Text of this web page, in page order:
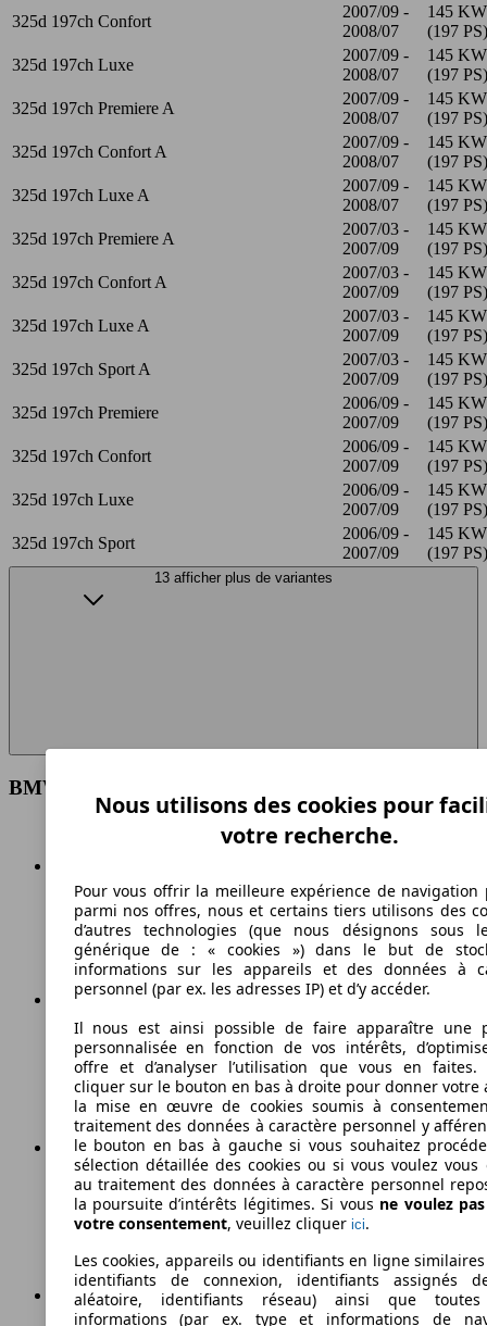
325d 197ch Confort
2007/09 -
2008/07
145 KW
(197 PS)
325d 197ch Luxe
2007/09 -
2008/07
145 KW
(197 PS)
325d 197ch Premiere A
2007/09 -
2008/07
145 KW
(197 PS)
325d 197ch Confort A
2007/09 -
2008/07
145 KW
(197 PS)
325d 197ch Luxe A
2007/09 -
2008/07
145 KW
(197 PS)
325d 197ch Premiere A
2007/03 -
2007/09
145 KW
(197 PS)
325d 197ch Confort A
2007/03 -
2007/09
145 KW
(197 PS)
325d 197ch Luxe A
2007/03 -
2007/09
145 KW
(197 PS)
325d 197ch Sport A
2007/03 -
2007/09
145 KW
(197 PS)
325d 197ch Premiere
2006/09 -
2007/09
145 KW
(197 PS)
325d 197ch Confort
2006/09 -
2007/09
145 KW
(197 PS)
325d 197ch Luxe
2006/09 -
2007/09
145 KW
(197 PS)
325d 197ch Sport
2006/09 -
2007/09
145 KW
(197 PS)
13 afficher plus de variantes
BMW 325d 197ch Edition Spécifications techniques
235 km/h
Vitesse maximale
Diesel
Carburant
155 g/km
Émissions de CO2 (combinées)*
Nous utilisons des cookies pour
votre recherche.
Pour vous offrir la meilleure expérience de navigation
parmi nos offres, nous et certains tiers utilisons des
d’autres technologies (que nous désignons sous
générique de : « cookies ») dans le but de
informations sur les appareils et des données à
personnel (par ex. les adresses IP) et d’y accéder.
Il nous est ainsi possible de faire apparaître une
personnalisée en fonction de vos intérêts,
offre et d’analyser l’utilisation que vous en faites.
cliquer sur le bouton en bas à droite pour donner votre
la mise en œuvre de cookies soumis à
traitement des données à caractère personnel y
le bouton en bas à gauche si vous souhaitez
sélection détaillée des cookies ou si vous voulez vous
au traitement des données à caractère personnel
la poursuite d’intérêts légitimes. Si vous ne voulez
votre consentement, veuillez cliquer ici.
Les cookies, appareils ou identifiants en ligne
identifiants de connexion, identifiants assignés
aléatoire, identifiants réseau) ainsi que
informations (par ex. type et informations de